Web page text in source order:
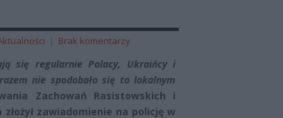
| Brak komentarzy
się regularnie Polacy, Ukraińcy i
nie spodobało się to lokalnym
Zachowań Rasistowskich i
zawiadomienie na policję w